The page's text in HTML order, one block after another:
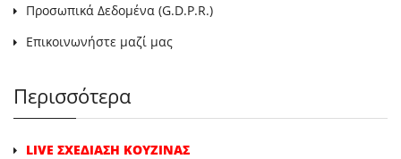
Προσωπικά Δεδομένα (G.D.P.R.)
Επικοινωνήστε μαζί μας
Περισσότερα
LIVE ΣΧΕΔΙΑΣΗ ΚΟΥΖΙΝΑΣ